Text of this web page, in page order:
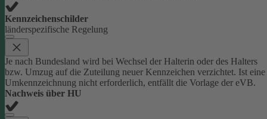
Kennzeichenschilder
länderspezifische Regelung
Je nach Bundesland wird bei Wechsel der Halterin oder des Halters
bzw. Umzug auf die Zuteilung neuer Kennzeichen verzichtet. Ist eine
Umkennzeichnung nicht erforderlich, entfällt die Vorlage der eVB.
Nachweis über HU